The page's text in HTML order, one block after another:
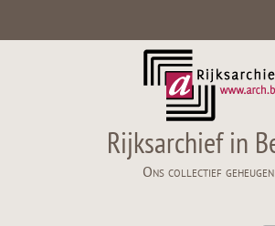
Rijksarchief in
Ons collectief